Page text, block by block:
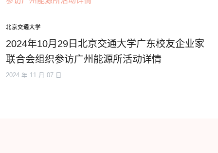
北京交通大学
2024年10月29日北京交通大学广东校友企业家
联合会组织参访广州能源所活动详情
2024 年 11 月 07 日